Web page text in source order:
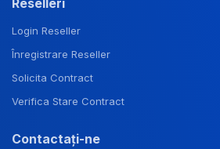
Reselleri
Login Reseller
Înregistrare Reseller
Solicita Contract
Verifica Stare Contract
Contactați-ne